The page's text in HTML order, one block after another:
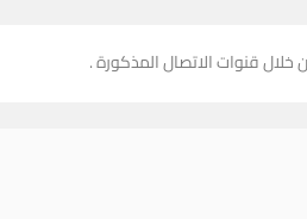
خلال قنوات الاتصال المذكورة .